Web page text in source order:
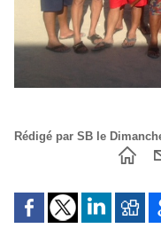
Rédigé par SB le